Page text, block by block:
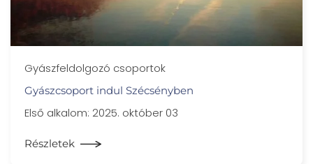
Gyászfeldolgozó csoportok
Gyászcsoport indul Szécsényben
Első alkalom: 2025. október 03
Részletek